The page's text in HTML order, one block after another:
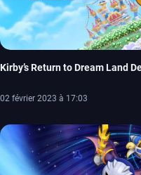
Kirby’s Return to Dream Land
02 février 2023 à 17:03